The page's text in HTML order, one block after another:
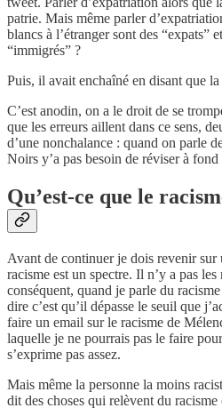
patrie. Mais même parler
blancs à l’étranger sont des “expats”
“immigrés” ?
Puis, il avait enchaîné en disant que
C’est anodin, on a le droit de se
que les erreurs aillent dans ce sens,
d’une nonchalance : quand on parle
Noirs y’a pas besoin de réviser à fond
Qu’est-ce que le
Avant de continuer je dois revenir
racisme est un spectre. Il n’y a pas
conséquent, quand je parle du
dire c’est qu’il dépasse le seuil que
faire un email sur le racisme de
laquelle je ne pourrais pas le faire
s’exprime pas assez.
Mais même la personne la moins
dit des choses qui relèvent du racisme